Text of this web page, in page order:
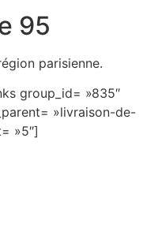
95
parisienne.
group_id= »835″
»livraison-de-
»5″]